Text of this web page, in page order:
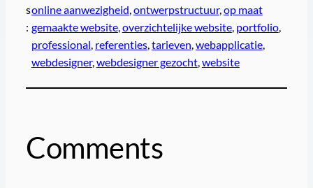
s
:
online aanwezigheid, ontwerpstructuur, op maat
gemaakte website, overzichtelijke website, portfolio,
professional, referenties, tarieven, webapplicatie,
webdesigner, webdesigner gezocht, website
Comments